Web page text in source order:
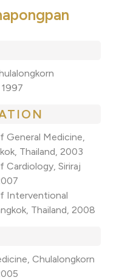
General Medicine,
Thailand, 2003
Cardiology, Siriraj
Interventional
Thailand, 2008
Chulalongkorn